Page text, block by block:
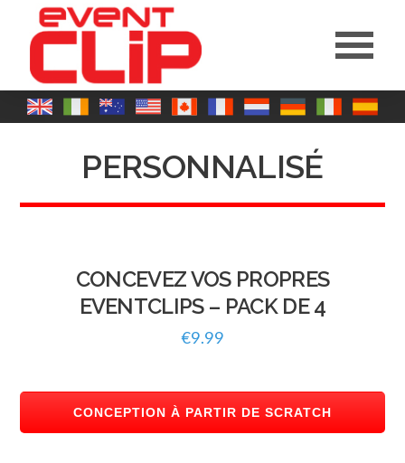
PERSONNALISÉ
CONCEVEZ VOS PROPRES
EVENTCLIPS – PACK DE 4
€9.99
CONCEPTION À PARTIR DE SCRATCH